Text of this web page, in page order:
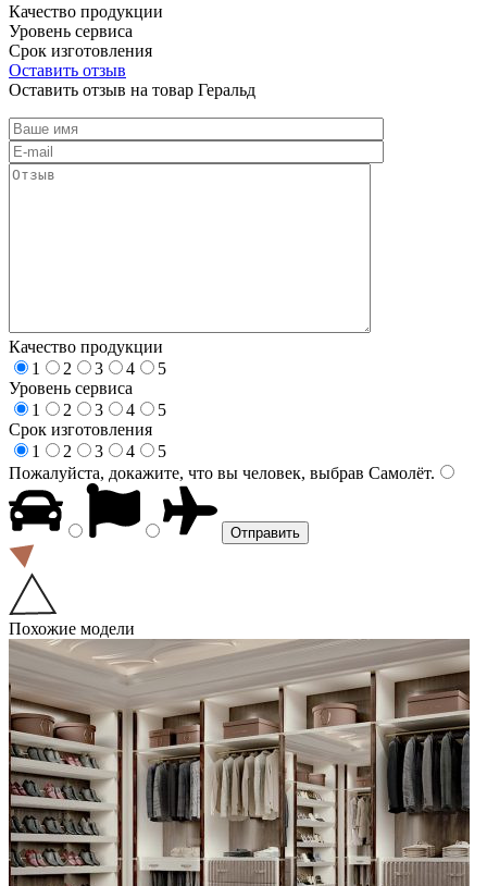
Качество продукции
Уровень сервиса
Срок изготовления
Оставить отзыв
Оставить отзыв на товар Геральд
Качество продукции
1
2 3 4
5
Уровень сервиса
1
2 3 4
5
Срок изготовления
1
2 3 4
5
Пожалуйста, докажите, что вы человек, выбрав Самолёт.
Похожие модели